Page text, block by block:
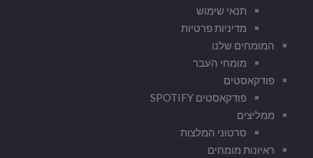
תנאי שימוש
מדיניות פרטיות
המומחים שלנו
מומחי העבר
פודקאסטים
פודקאסטים SPOTIFY
ממליצים
סרטוני המלצות
ראיונות מומחים